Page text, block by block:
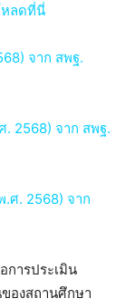
หลดที่นี่
จาก สพฐ.
2568) จาก สพฐ.
.ศ. 2568) จาก
การประเมิน
องสถานศึกษา